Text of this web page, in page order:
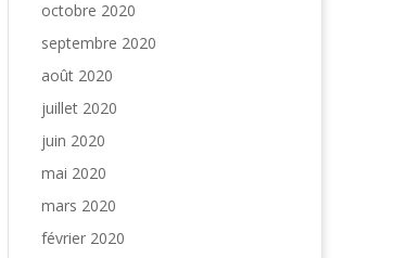
octobre 2020
septembre 2020
août 2020
juillet 2020
juin 2020
mai 2020
mars 2020
février 2020